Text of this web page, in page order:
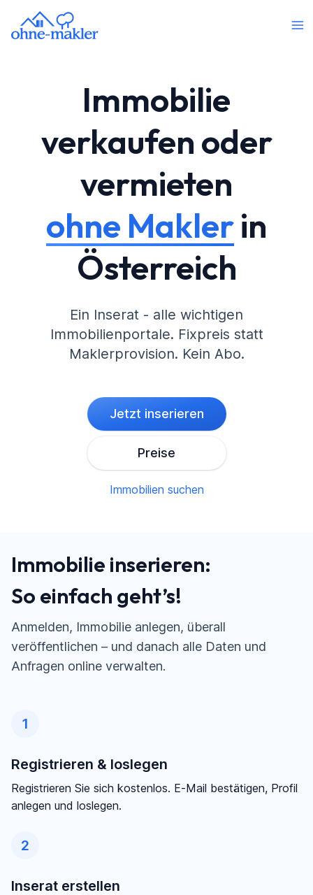
Immobilie
verkaufen oder
vermieten
ohne Maklerin
Österreich
Ein Inserat - alle wichtigen
Immobilienportale. Fixpreis statt
Maklerprovision. Kein Abo.
Jetzt inserieren
Preise
Immobilien suchen
Immobilie inserieren:
So einfach geht’s!
Anmelden, Immobilie anlegen, überall
veröffentlichen – und danach alle Daten und
Anfragen online verwalten.
1
Registrieren & loslegen
Registrieren Sie sich kostenlos. E-Mail bestätigen, Profil
anlegen und loslegen.
2
Inserat erstellen